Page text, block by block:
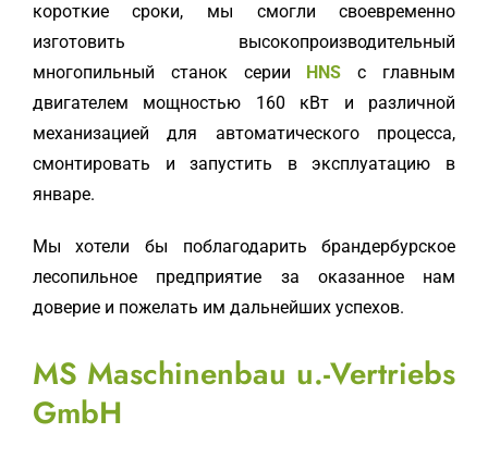
короткие сроки, мы смогли своевременно
изготовить высокопроизводительный
многопильный станок серии HNS с главным
двигателем мощностью 160 кВт и различной
механизацией для автоматического процесса,
смонтировать и запустить в эксплуатацию в
январе.
Мы хотели бы поблагодарить брандербурское
лесопильное предприятие за оказанное нам
доверие и пожелать им дальнейших успехов.
MS Maschinenbau u.-Vertriebs
GmbH